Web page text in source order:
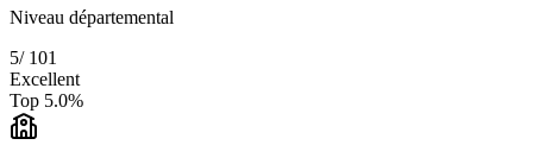
Niveau départemental
5/ 101
Excellent
Top 5.0%